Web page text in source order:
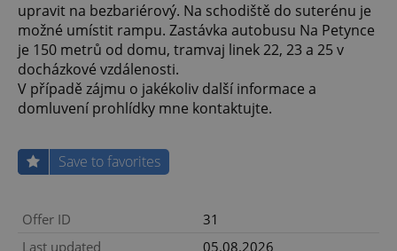
upravit na bezbariérový. Na schodiště do suterénu je
možné umístit rampu. Zastávka autobusu Na Petynce
je 150 metrů od domu, tramvaj linek 22, 23 a 25 v
docházkové vzdálenosti.
V případě zájmu o jakékoliv další informace a
domluvení prohlídky mne kontaktujte.
Save to favorites
Offer ID
31
Last updated
05.08.2026